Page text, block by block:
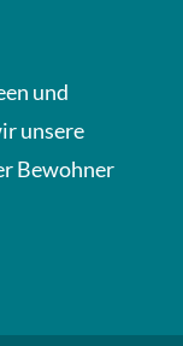
und
unsere
Bewohner